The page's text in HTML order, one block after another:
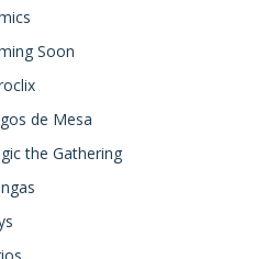
Soon
de Mesa
the Gathering